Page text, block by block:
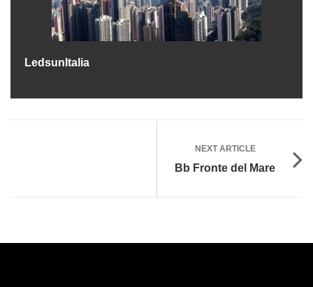
LedsunItalia
NEXT ARTICLE
Bb Fronte del Mare